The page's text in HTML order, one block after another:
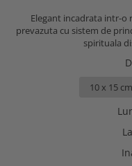
Elegant incadrata intr-o
prevazuta cu sistem de
spirituala